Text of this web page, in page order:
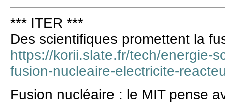
*** ITER ***
Des scientifiques promettent la
https://korii.slate.fr/tech/energie-
fusion-nucleaire-electricite-
Fusion nucléaire : le MIT pense